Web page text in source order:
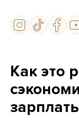
Как это